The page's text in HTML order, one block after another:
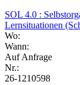
SOL 4.0 :
Lernsituationen
Wo:
Wann:
Auf Anfrage
Nr.:
26-1210598